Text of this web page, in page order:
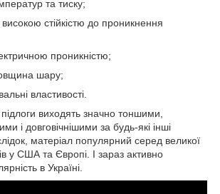
та тиску;
високою стійкістю до проникнення
проникністю;
шару;
властивості.
виходять значно тоншими,
і довговічнішими за будь-які інші
матеріал популярний серед великої
у США та Європі. І зараз активно
в Україні.